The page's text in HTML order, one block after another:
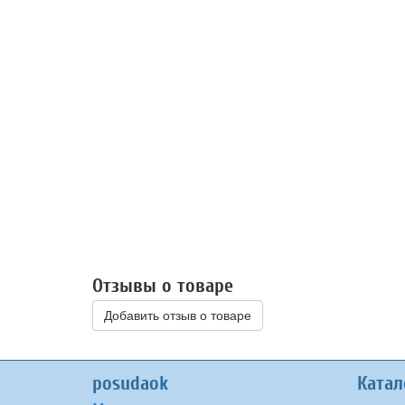
Отзывы о товаре
Добавить отзыв о товаре
posudaok